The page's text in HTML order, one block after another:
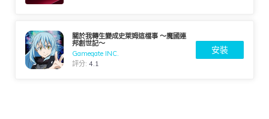
關於我轉生變成史萊姆這檔事 ～魔國連
邦創世記～
Gamegate INC.
評分:4.1
安裝